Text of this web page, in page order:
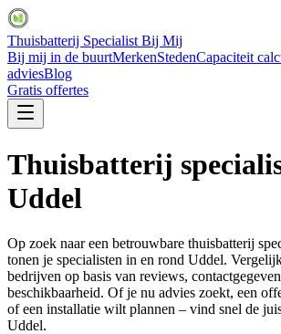
Thuisbatterij Specialist Bij Mij
Bij mij in de buurtMerkenStedenCapaciteit
adviesBlog
Gratis offertes
Thuisbatterij
Uddel
Op zoek naar een betrouwbare thuisbatterij
tonen je specialisten in en rond Uddel.
bedrijven op basis van reviews,
beschikbaarheid. Of je nu advies zoekt, een
of een installatie wilt plannen – vind snel de
Uddel.